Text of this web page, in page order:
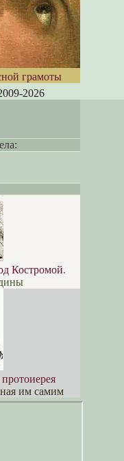
грамоты
2026
Костромой.
протоиерея
им самим